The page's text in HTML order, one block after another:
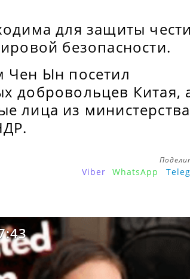
для защиты
безопасности.
Чен Ын посетил
добровольцев Китая,
лица из министерства
Viber WhatsApp